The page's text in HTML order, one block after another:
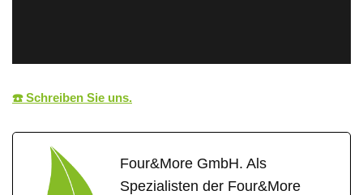
☎️ Schreiben Sie uns.
Four&More GmbH. Als
Spezialisten der Four&More